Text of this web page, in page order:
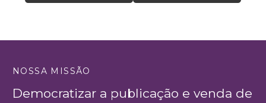
NOSSA MISSÃO
Democratizar a publicação e venda de